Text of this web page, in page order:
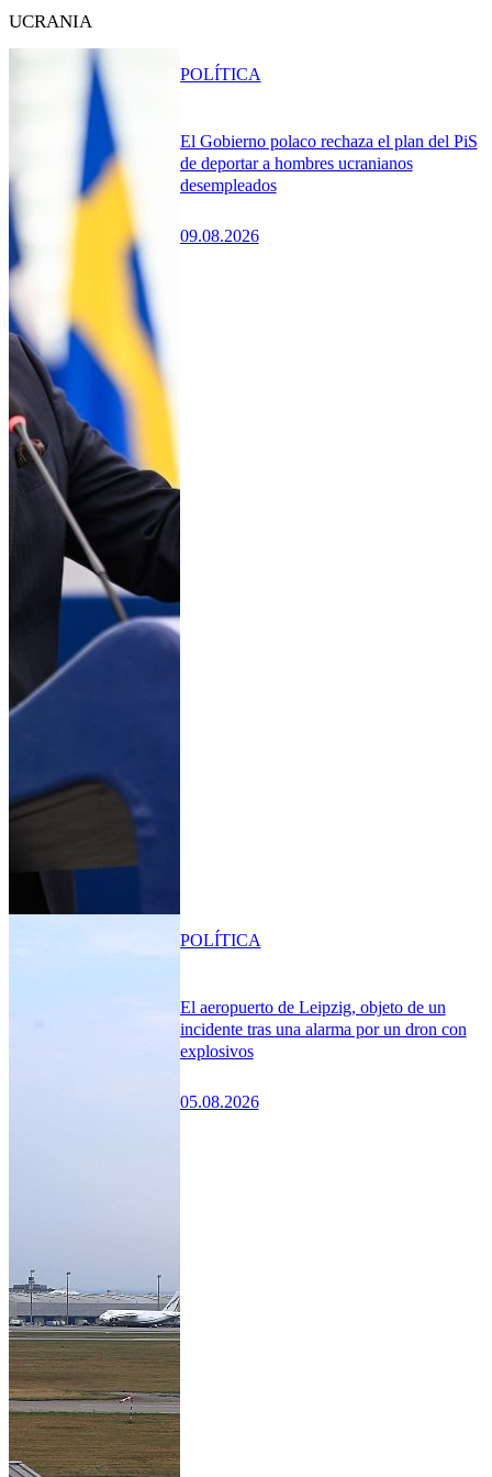
UCRANIA
El Gobierno polaco rechaza el plan del PiS
de deportar a hombres ucranianos
desempleados
09.08.2026
POLÍTICA
El aeropuerto de Leipzig, objeto de un
incidente tras una alarma por un dron con
explosivos
05.08.2026
POLÍTICA